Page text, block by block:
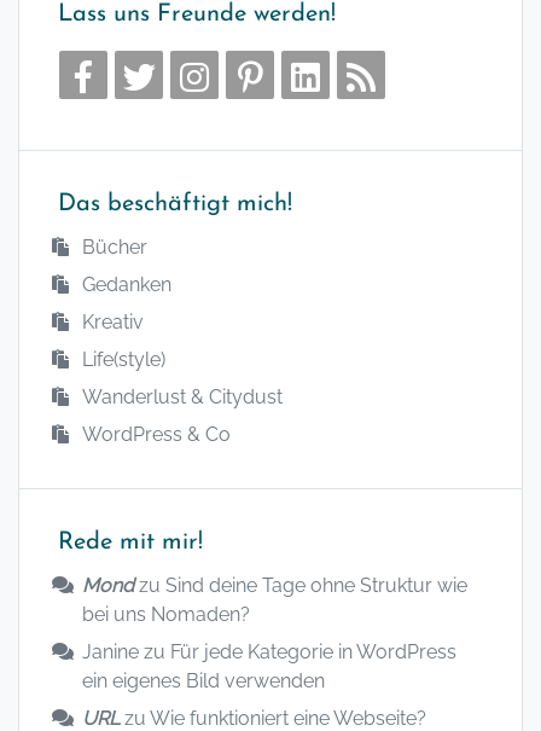
Lass uns Freunde werden!
Das beschäftigt mich!
Bücher
Gedanken
Kreativ
Life(style)
Wanderlust & Citydust
WordPress & Co
Rede mit mir!
Mondzu Sind deine Tage ohne Struktur wie
bei uns Nomaden?
Janine zu Für jede Kategorie in WordPress
ein eigenes Bild verwenden
URLzu Wie funktioniert eine Webseite?